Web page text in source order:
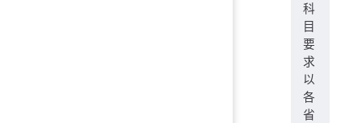
科
目
要
求
以
各
省